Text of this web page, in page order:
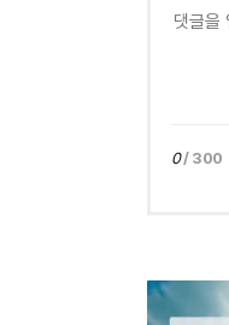
0/ 300